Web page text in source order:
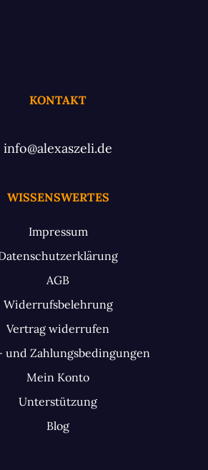
KONTAKT
info@alexaszeli.de
WISSENSWERTES
Impressum
AGB
Widerrufsbelehrung
Vertrag widerrufen
und Zahlungsbedingungen
Mein Konto
Unterstützung
Blog